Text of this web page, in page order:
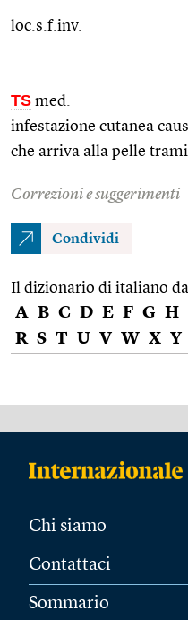
loc.s.f.inv.
TS med.
infestazione cutanea
che arriva alla pelle
Correzioni e suggerimenti
Condividi
Il dizionario di italiano
A B C D E F G H
R S T U V W X Y
Chi siamo
Contattaci
Sommario